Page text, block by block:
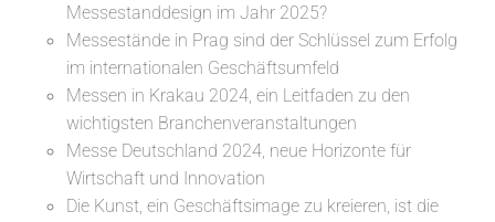
Messestanddesign im Jahr 2025?
Messestände in Prag sind der Schlüssel zum Erfolg
im internationalen Geschäftsumfeld
Messen in Krakau 2024, ein Leitfaden zu den
wichtigsten Branchenveranstaltungen
Messe Deutschland 2024, neue Horizonte für
Wirtschaft und Innovation
Die Kunst, ein Geschäftsimage zu kreieren, ist die